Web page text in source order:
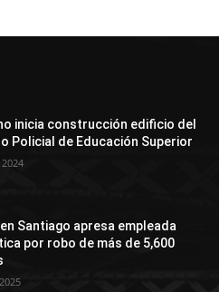
inicia construcción edificio del
Policial de Educación Superior
Santiago apresa empleada
por robo de más de 5,600